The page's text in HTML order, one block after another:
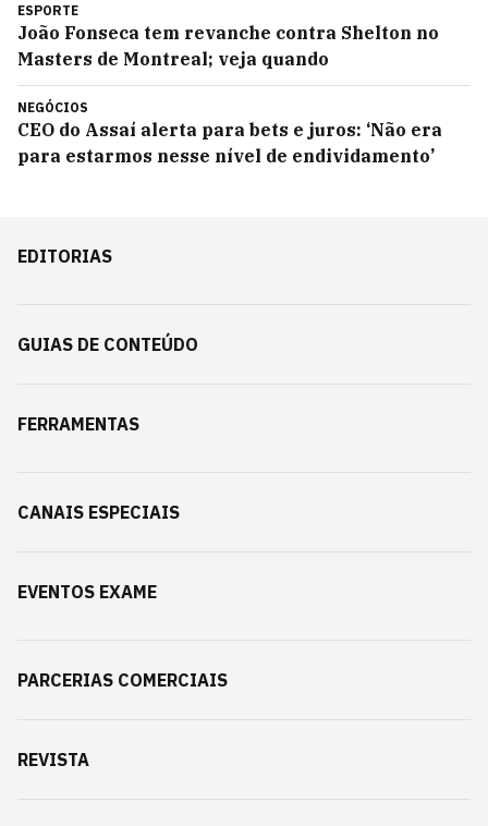
ESPORTE
João Fonseca tem revanche contra Shelton no
Masters de Montreal; veja quando
NEGÓCIOS
CEO do Assaí alerta para bets e juros: ‘Não era
para estarmos nesse nível de endividamento’
EDITORIAS
GUIAS DE CONTEÚDO
FERRAMENTAS
CANAIS ESPECIAIS
EVENTOS EXAME
PARCERIAS COMERCIAIS
REVISTA